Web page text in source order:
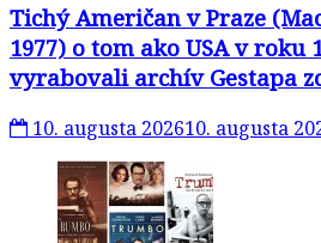
Tichý Američan v Praze
1977) o tom ako USA v roku
vyrabovali archív Gestapa
10. augusta 202610. augusta